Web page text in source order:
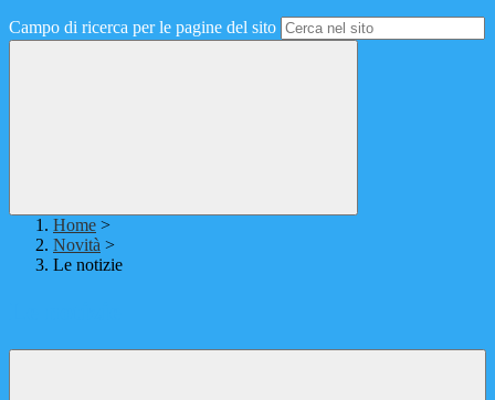
Campo di ricerca per le pagine del sito
Home >
Novità >
Le notizie